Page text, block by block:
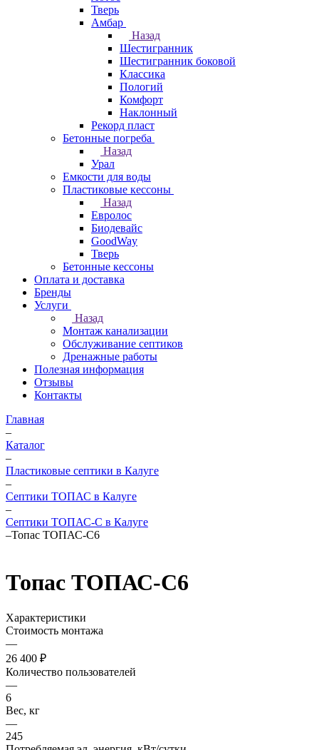
Тверь
Амбар
Назад
Шестигранник
Шестигранник боковой
Классика
Пологий
Комфорт
Наклонный
Рекорд пласт
Бетонные погреба
Назад
Урал
Емкости для воды
Пластиковые кессоны
Назад
Евролос
Биодевайс
GoodWay
Тверь
Бетонные кессоны
Оплата и доставка
Бренды
Услуги
Назад
Монтаж канализации
Обслуживание септиков
Дренажные работы
Полезная информация
Отзывы
Контакты
Главная
–
Каталог
–
Пластиковые септики в Калуге
–
Септики ТОПАС в Калуге
–
Септики ТОПАС-С в Калуге
–Топас ТОПАС-С6
Топас ТОПАС-С6
Характеристики
Стоимость монтажа
—
26 400 ₽
Количество пользователей
—
6
Вес, кг
—
245